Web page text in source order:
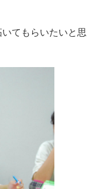
てもらいたいと思